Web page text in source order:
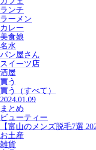
ランチ
ラーメン
カレー
美食娘
名水
パン屋さん
スイーツ店
酒屋
買う
買う
（すべて）
2024.01.09
まとめ
ビューティー
【富山のメンズ脱毛7選
お土産
雑貨